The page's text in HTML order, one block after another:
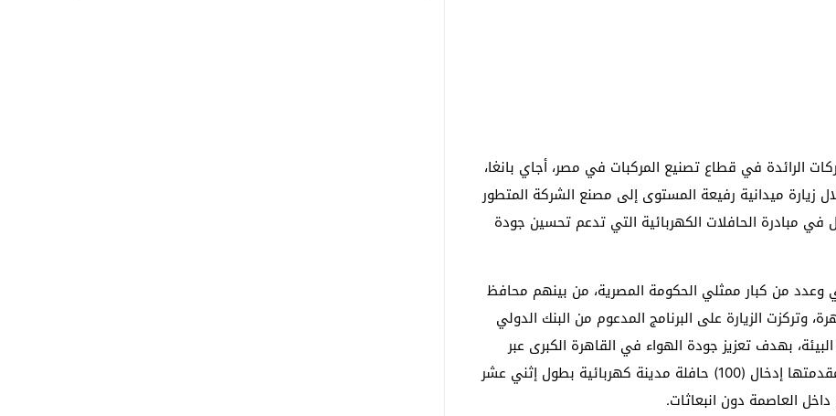
الرائدة في قطاع تصنيع المركبات في مصر، أجاي بانغا،
زيارة ميدانية رفيعة المستوى إلى مصنع الشركة المتطور
مبادرة الحافلات الكهربائية التي تدعم تحسين جودة
من كبار ممثلي الحكومة المصرية، من بينهم محافظ
وتركزت الزيارة على البرنامج المدعوم من البنك الدولي
بهدف تعزيز جودة الهواء في القاهرة الكبرى عبر
مجموعة من المشروعات الداعمة للاستدامة، وفي مقدمتها إدخال (100) حافلة مدينة كهربائية بطول إثني عشر
العاصمة دون انبعاثات.